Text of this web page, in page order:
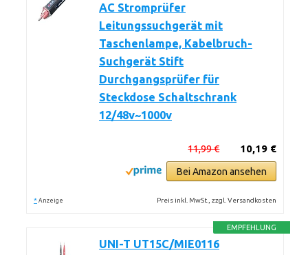
AC Stromprüfer
Leitungssuchgerät mit
Taschenlampe, Kabelbruch-
Suchgerät Stift
Durchgangsprüfer für
Steckdose Schaltschrank
12/48v~1000v
10,19 €
11,99 €
Bei Amazon ansehen
* Anzeige Preis inkl. MwSt., zzgl. Versandkosten
EMPFEHLUNG
UNI-T UT15C/MIE0116